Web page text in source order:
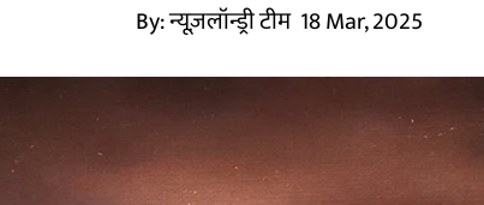
By:न्यूज़लॉन्ड्री टीम 18 Mar, 2025